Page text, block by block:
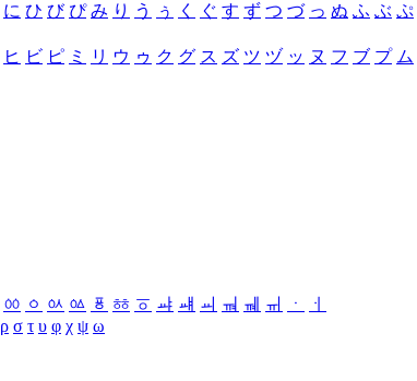
に ひ び ぴ み り う ぅ く ぐ す ず つ づ っ ぬ ふ ぶ ぷ
ヒ ビ ピ ミ リ ウ ゥ ク グ ス ズ ツ ヅ ッ ヌ フ ブ プ ム
ㆀ ㆁ ㆂ ㆃ ㆄ ㆅ ㆆ ㆇ ㆈ ㆉ ㆊ ㆋ ㆌ ㆍ
ㆎ
ρ σ τ υ φ χ ψ ω